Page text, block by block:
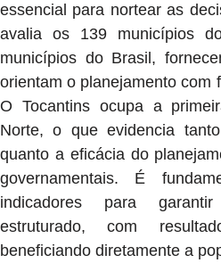
essencial para nortear as
avalia os 139 municípios
municípios do Brasil,
orientam o planejamento com
O Tocantins ocupa a
Norte, o que evidencia
quanto a eficácia do
governamentais. É
indicadores para
estruturado, com
beneficiando diretamente a